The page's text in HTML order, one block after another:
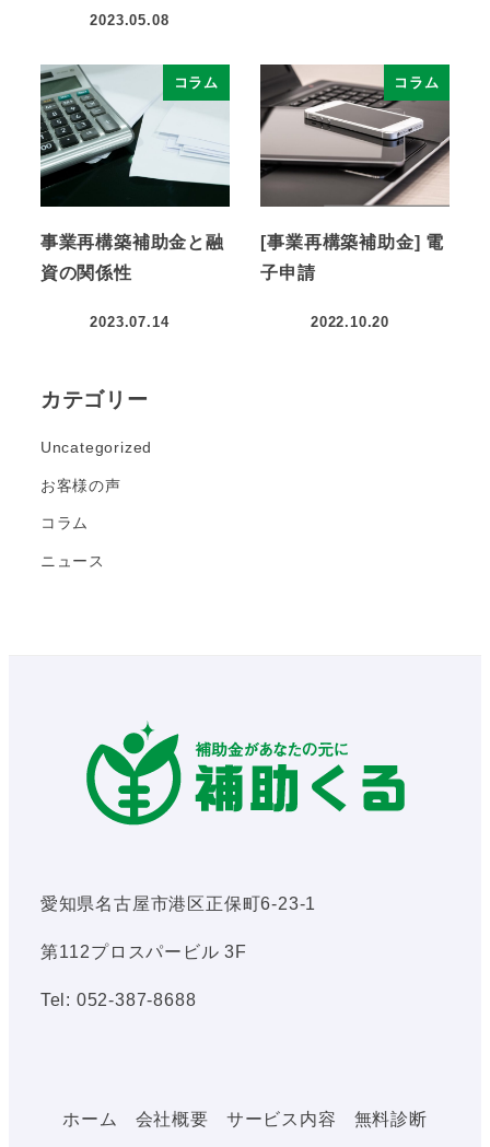
2023.05.08
コラム
事業再構築補助金と融
資の関係性
2023.07.14
コラム
[事業再構築補助金] 電
子申請
2022.10.20
カテゴリー
Uncategorized
お客様の声
コラム
ニュース
愛知県名古屋市港区正保町6-23-1
第112プロスパービル 3F
Tel: 052-387-8688
ホーム 会社概要 サービス内容 無料診断